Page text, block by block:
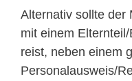
Alternativ sollte der
mit einem
reist, neben einem
Personalausweis/